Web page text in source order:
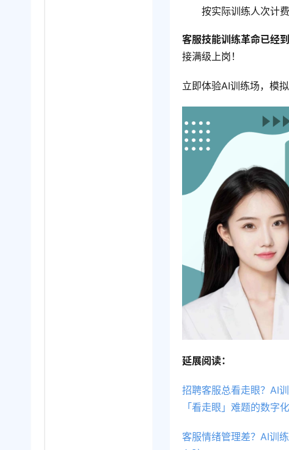
按实际训练人次计
客服技能训练革命已经
接满级上岗！
立即体验AI训练场，模
延展阅读：
招聘客服总看走眼？AI
「看走眼」难题的数字化
客服情绪管理差？AI训